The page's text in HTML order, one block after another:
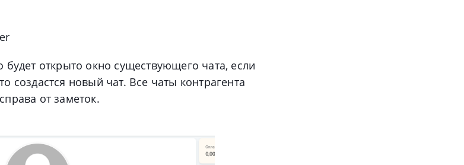
будет открыто окно существующего чата, если
создастся новый чат. Все чаты контрагента
от заметок.